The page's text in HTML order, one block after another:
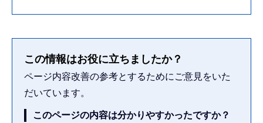
この情報はお役に立ちましたか？
ページ内容改善の参考とするためにご意見をいた
だいています。
このページの内容は分かりやすかったですか？